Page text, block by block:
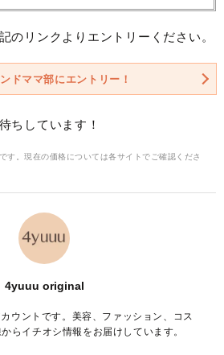
のリンクよりエントリーください。
ドママ部にエントリー！
ちしています！
す。現在の価格については各サイトでご確認くださ
4yuuu original
ウントです。美容、ファッション、コス
らイチオシ情報をお届けしています。